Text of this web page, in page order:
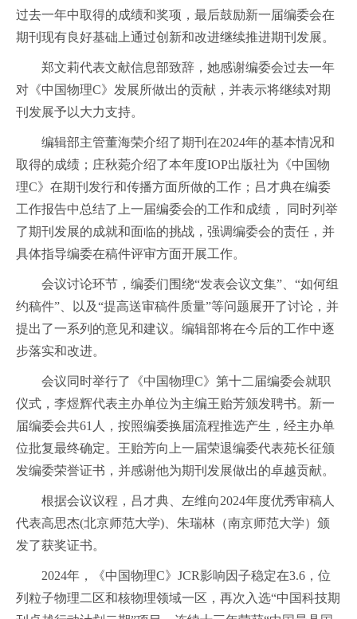
过去一年中取得的成绩和奖项，最后鼓励新一届编委会在
期刊现有良好基础上通过创新和改进继续推进期刊发展。
郑文莉代表文献信息部致辞，她感谢编委会过去一年
对《中国物理C》发展所做出的贡献，并表示将继续对期
刊发展予以大力支持。
编辑部主管董海荣介绍了期刊在2024年的基本情况和
取得的成绩；庄秋菀介绍了本年度IOP出版社为《中国物
理C》在期刊发行和传播方面所做的工作；吕才典在编委
工作报告中总结了上一届编委会的工作和成绩， 同时列举
了期刊发展的成就和面临的挑战，强调编委会的责任，并
具体指导编委在稿件评审方面开展工作。
会议讨论环节，编委们围绕“发表会议文集”、“如何组
约稿件”、以及“提高送审稿件质量”等问题展开了讨论，并
提出了一系列的意见和建议。编辑部将在今后的工作中逐
步落实和改进。
会议同时举行了《中国物理C》第十二届编委会就职
仪式，李煜辉代表主办单位为主编王贻芳颁发聘书。新一
届编委会共61人，按照编委换届流程推选产生，经主办单
位批复最终确定。王贻芳向上一届荣退编委代表苑长征颁
发编委荣誉证书，并感谢他为期刊发展做出的卓越贡献。
根据会议议程，吕才典、左维向2024年度优秀审稿人
代表高思杰(北京师范大学)、朱瑞林（南京师范大学）颁
发了获奖证书。
2024年，《中国物理C》JCR影响因子稳定在3.6，位
列粒子物理二区和核物理领域一区，再次入选“中国科技期